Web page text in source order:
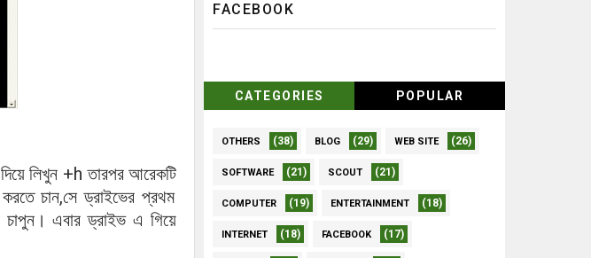
দিয়ে লিখুন +hতারপর আরেকটি
করতে চান,সে ড্রাইভের প্রথম
চাপুন। এবার ড্রাইভ এ গিয়ে
FACEBOOK
CATEGORIES POPULAR
OTHERS (38) BLOG (29) WEB SITE (26)
SOFTWARE (21) SCOUT (21)
COMPUTER (19) ENTERTAINMENT (18)
INTERNET (18) FACEBOOK (17)